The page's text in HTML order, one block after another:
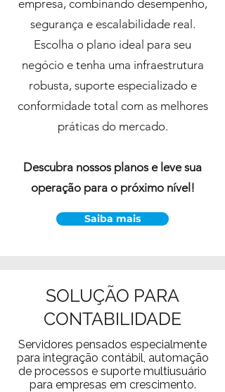
empresa, combinando desempenho,
segurança e escalabilidade real.
Escolha o plano ideal para seu
negócio e tenha uma infraestrutura
robusta, suporte especializado e
conformidade total com as melhores
práticas do mercado.
Descubra nossos planos e leve sua
operação para o próximo nível!
Saiba mais
SOLUÇÃO PARA
CONTABILIDADE
Servidores pensados especialmente
para integração contábil, automação
de processos e suporte multiusuário
para empresas em crescimento.